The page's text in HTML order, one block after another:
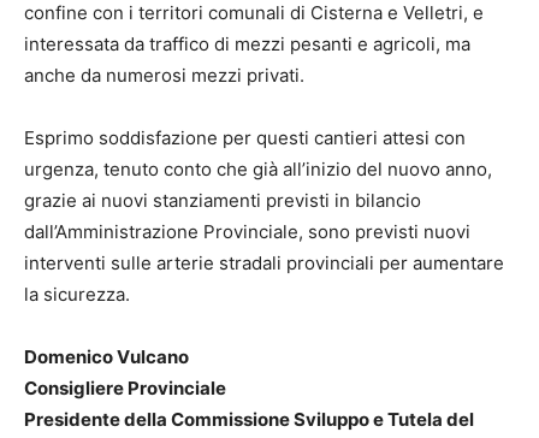
confine con i territori comunali di Cisterna e Velletri, e
interessata da traffico di mezzi pesanti e agricoli, ma
anche da numerosi mezzi privati.
Esprimo soddisfazione per questi cantieri attesi con
urgenza, tenuto conto che già all’inizio del nuovo anno,
grazie ai nuovi stanziamenti previsti in bilancio
dall’Amministrazione Provinciale, sono previsti nuovi
interventi sulle arterie stradali provinciali per aumentare
la sicurezza.
Domenico Vulcano
Consigliere Provinciale
Presidente della Commissione Sviluppo e Tutela del